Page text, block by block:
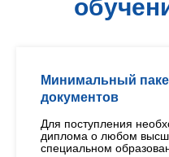
Минимальный
документов
Для поступления
диплома о любом
специальном